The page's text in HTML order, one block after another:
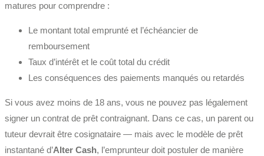
matures pour comprendre :
Le montant total emprunté et l’échéancier de
remboursement
Taux d’intérêt et le coût total du crédit
Les conséquences des paiements manqués ou retardés
Si vous avez moins de 18 ans, vous ne pouvez pas légalement
signer un contrat de prêt contraignant. Dans ce cas, un parent ou
tuteur devrait être cosignataire — mais avec le modèle de prêt
instantané d’Alter Cash, l’emprunteur doit postuler de manière